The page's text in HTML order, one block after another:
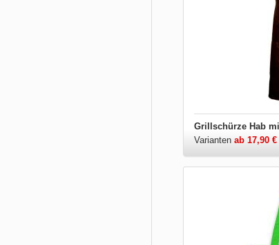
Varianten ab 17,90 €